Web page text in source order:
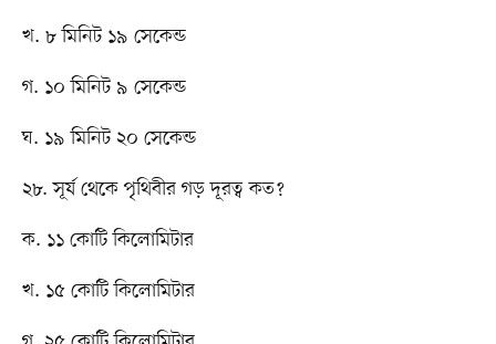
খ. ৮ মিনিট ১৯ সেকেন্ড
গ. ১০ মিনিট ৯ সেকেন্ড
ঘ. ১৯ মিনিট ২০ সেকেন্ড
২৮. সূর্য থেকে পৃথিবীর গড় দূরত্ব কত?
ক. ১১ কোটি কিলোমিটার
খ. ১৫ কোটি কিলোমিটার